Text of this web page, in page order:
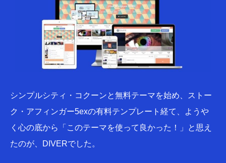
シンプルシティ・コクーンと無料テーマを始め、ストー
ク・アフィンガー5exの有料テンプレート経て、ようや
く心の底から「このテーマを使って良かった！」と思え
たのが、DIVERでした。